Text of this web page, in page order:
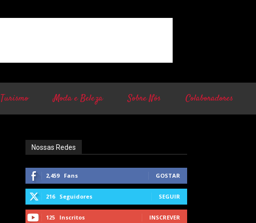
Turismo Moda e Beleza Sobre Nós Colaboradores
Nossas Redes
2,459 Fans GOSTAR
216 Seguidores SEGUIR
125 Inscritos INSCREVER